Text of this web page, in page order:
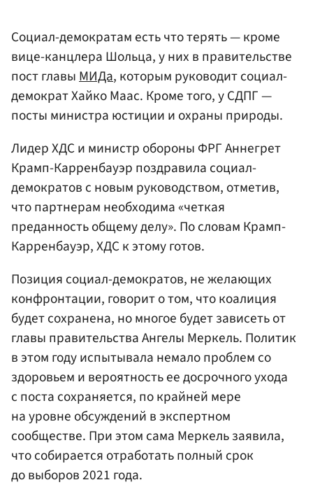
Социал-демократам есть что терять — кроме
вице-канцлера Шольца, у них в правительстве
пост главыМИДа, которым руководит социал-
демократ Хайко Маас. Кроме того, у СДПГ —
посты министра юстиции и охраны природы.
Лидер ХДС и министр обороны ФРГ Аннегрет
Крамп-Карренбауэр поздравила социал-
демократов с новым руководством, отметив,
что партнерам необходима «четкая
преданность общему делу». По словам Крамп-
Карренбауэр, ХДС к этому готов.
Позиция социал-демократов, не желающих
конфронтации, говорит о том, что коалиция
будет сохранена, но многое будет зависеть от
главы правительства Ангелы Меркель. Политик
в этом году испытывала немало проблем со
здоровьем и вероятность ее досрочного ухода
с поста сохраняется, по крайней мере
на уровне обсуждений в экспертном
сообществе. При этом сама Меркель заявила,
что собирается отработать полный срок
до выборов 2021 года.